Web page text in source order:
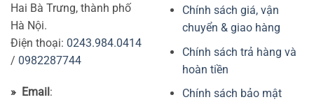
Hai Bà Trưng, thành phố
Hà Nội.
Điện thoại: 0243.984.0414
/ 0982287744
» Email :
Chính sách giá, vận
chuyển & giao hàng
Chính sách trả hàng và
hoàn tiền
Chính sách bảo mật